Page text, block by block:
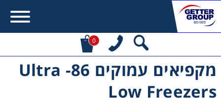
0
מקפיאים עמוקים 86- Ultra
Low Freezers
Error:Contact form not found.